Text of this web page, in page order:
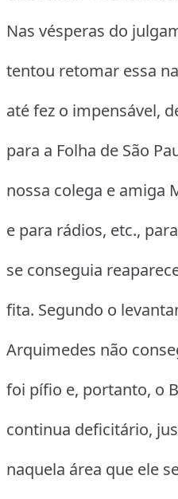
Nas vésperas do
tentou retomar essa
até fez o impensável,
para a Folha de São
nossa colega e amiga
e para rádios, etc.,
se conseguia
fita. Segundo o
Arquimedes não
foi pífio e, portanto, o
continua deficitário,
naquela área que ele